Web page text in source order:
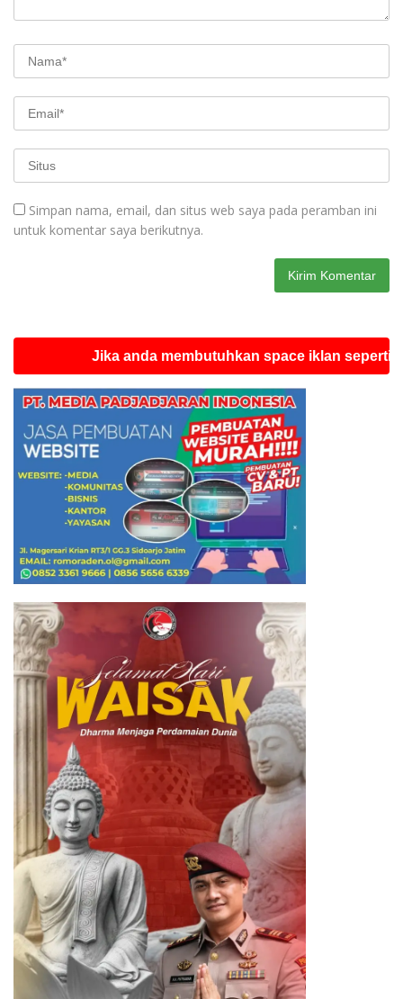
Simpan nama, email, dan situs web saya pada peramban ini
untuk komentar saya berikutnya.
Jika anda membutuhkan space iklan seperti ini